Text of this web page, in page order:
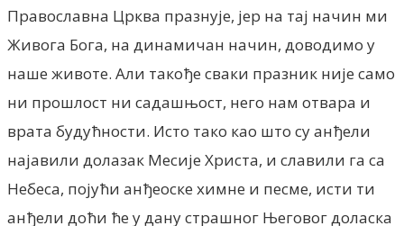
Православна Црква празнује, јер на тај начин ми
Живога Бога, на динамичан начин, доводимо у
наше животе. Али такође сваки празник није само
ни прошлост ни садашњост, него нам отвара и
врата будућности. Исто тако као што су анђели
најавили долазак Месије Христа, и славили га са
Небеса, појући анђеоске химне и песме, исти ти
анђели доћи ће у дану страшног Његовог доласка